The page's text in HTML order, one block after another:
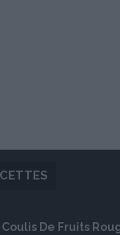
De Fruits